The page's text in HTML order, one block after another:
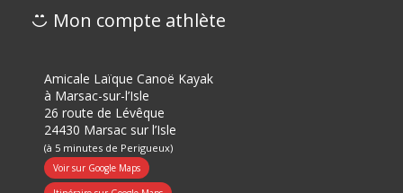
Mon compte athlète
Amicale Laïque Canoë Kayak
à Marsac-sur-l’Isle
26 route de Lévêque
24430 Marsac sur l’Isle
(à 5 minutes de Perigueux)
Voir sur Google Maps